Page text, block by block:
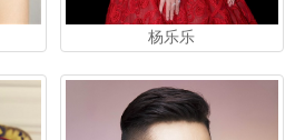
杨乐乐